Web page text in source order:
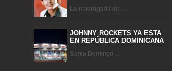
La madrugada del ...
JOHNNY ROCKETS YA ESTA
EN REPÚBLICA DOMINICANA
Santo Domingo ...